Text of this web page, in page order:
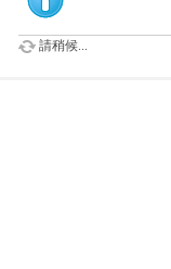
請稍候...